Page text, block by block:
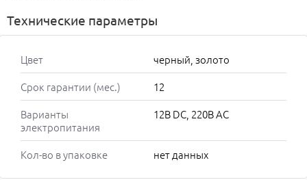
Технические параметры
Цвет
черный, золото
Срок гарантии (мес.)
12
Варианты
электропитания
12В DC, 220В AC
Кол-во в упаковке нет данных